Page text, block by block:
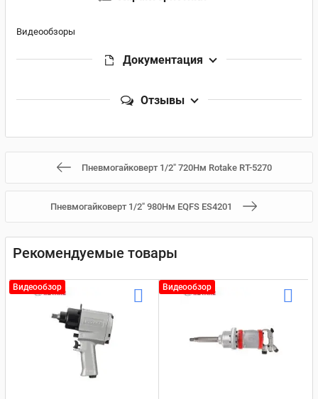
Видеообзоры
Документация
Отзывы
Пневмогайковерт 1/2" 720Нм Rotake RT-5270
Пневмогайковерт 1/2" 980Нм EQFS ES4201
Рекомендуемые товары
Видеообзор Видеообзор